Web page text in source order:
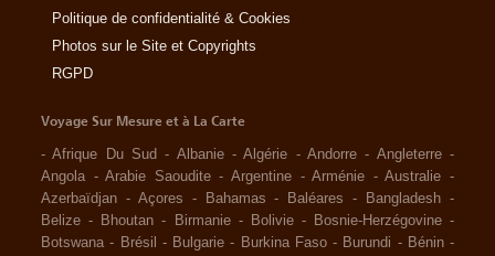
Politique de confidentialité & Cookies
Photos sur le Site et Copyrights
RGPD
Voyage Sur Mesure et à La Carte
-Afrique Du Sud - Albanie -Algérie -Andorre - Angleterre -
Angola -Arabie Saoudite -Argentine -Arménie -Australie -
Azerbaïdjan - Açores - Bahamas - Baléares - Bangladesh -
Belize - Bhoutan - Birmanie - Bolivie - Bosnie-Herzégovine -
Botswana - Brésil - Bulgarie - Burkina Faso - Burundi - Bénin -